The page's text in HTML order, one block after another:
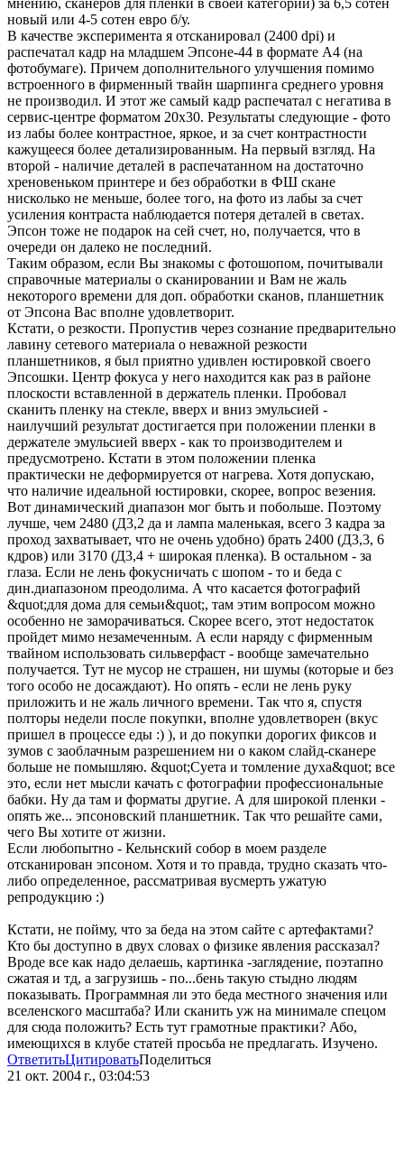
мнению, сканеров для пленки в своей категории) за 6,5 сотен
новый или 4-5 сотен евро б/у.
В качестве эксперимента я отсканировал (2400 dpi) и
распечатал кадр на младшем Эпсоне-44 в формате А4 (на
фотобумаге). Причем дополнительного улучшения помимо
встроенного в фирменный твайн шарпинга среднего уровня
не производил. И этот же самый кадр распечатал с негатива в
сервис-центре форматом 20х30. Результаты следующие - фото
из лабы более контрастное, яркое, и за счет контрастности
кажущееся более детализированным. На первый взгляд. На
второй - наличие деталей в распечатанном на достаточно
хреновеньком принтере и без обработки в ФШ скане
нисколько не меньше, более того, на фото из лабы за счет
усиления контраста наблюдается потеря деталей в светах.
Эпсон тоже не подарок на сей счет, но, получается, что в
очереди он далеко не последний.
Таким образом, если Вы знакомы с фотошопом, почитывали
справочные материалы о сканировании и Вам не жаль
некоторого времени для доп. обработки сканов, планшетник
от Эпсона Вас вполне удовлетворит.
Кстати, о резкости. Пропустив через сознание предварительно
лавину сетевого материала о неважной резкости
планшетников, я был приятно удивлен юстировкой своего
Эпсошки. Центр фокуса у него находится как раз в районе
плоскости вставленной в держатель пленки. Пробовал
сканить пленку на стекле, вверх и вниз эмульсией -
наилучший результат достигается при положении пленки в
держателе эмульсией вверх - как то производителем и
предусмотрено. Кстати в этом положении пленка
практически не деформируется от нагрева. Хотя допускаю,
что наличие идеальной юстировки, скорее, вопрос везения.
Вот динамический диапазон мог быть и побольше. Поэтому
лучше, чем 2480 (Д3,2 да и лампа маленькая, всего 3 кадра за
проход захватывает, что не очень удобно) брать 2400 (Д3,3, 6
кдров) или 3170 (Д3,4 + широкая пленка). В остальном - за
глаза. Если не лень фокусничать с шопом - то и беда с
дин.диапазоном преодолима. А что касается фотографий
&quot;для дома для семьи&quot;, там этим вопросом можно
особенно не заморачиваться. Скорее всего, этот недостаток
пройдет мимо незамеченным. А если наряду с фирменным
твайном использовать сильверфаст - вообще замечательно
получается. Тут не мусор не страшен, ни шумы (которые и без
того особо не досаждают). Но опять - если не лень руку
приложить и не жаль личного времени. Так что я, спустя
полторы недели после покупки, вполне удовлетворен (вкус
пришел в процессе еды :) ), и до покупки дорогих фиксов и
зумов с заоблачным разрешением ни о каком слайд-сканере
больше не помышляю. &quot;Суета и томление духа&quot; все
это, если нет мысли качать с фотографии профессиональные
бабки. Ну да там и форматы другие. А для широкой пленки -
опять же... эпсоновский планшетник. Так что решайте сами,
чего Вы хотите от жизни.
Если любопытно - Кельнский собор в моем разделе
отсканирован эпсоном. Хотя и то правда, трудно сказать что-
либо определенное, рассматривая вусмерть ужатую
репродукцию :)
Кстати, не пойму, что за беда на этом сайте с артефактами?
Кто бы доступно в двух словах о физике явления рассказал?
Вроде все как надо делаешь, картинка -заглядение, поэтапно
сжатая и тд, а загрузишь - по...бень такую стыдно людям
показывать. Программная ли это беда местного значения или
вселенского масштаба? Или сканить уж на минимале спецом
для сюда положить? Есть тут грамотные практики? Або,
имеющихся в клубе статей просьба не предлагать. Изучено.
ОтветитьЦитироватьПоделиться
21 окт. 2004 г., 03:04:53